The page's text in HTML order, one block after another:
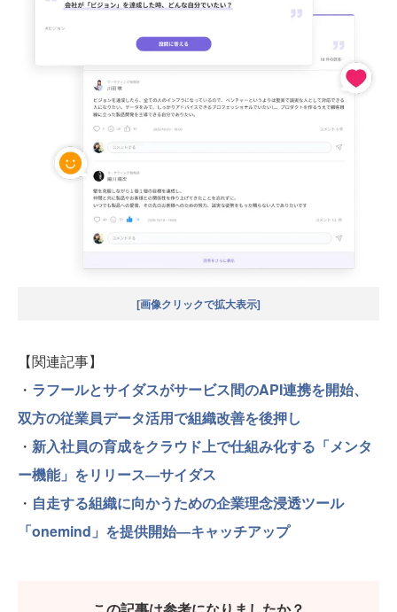
[画像クリックで拡大表示]
【関連記事】
・ ラフールとサイダスがサービス間のAPI連携を開始、
双方の従業員データ活用で組織改善を後押し
・ 新入社員の育成をクラウド上で仕組み化する「メンタ
ー機能」をリリース―サイダス
・ 自走する組織に向かうための企業理念浸透ツール
「onemind」を提供開始―キャッチアップ